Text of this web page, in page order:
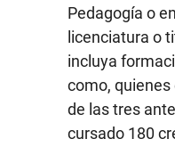
Pedagogía o
licenciatura o
incluya
como,
de las tres
cursado 180